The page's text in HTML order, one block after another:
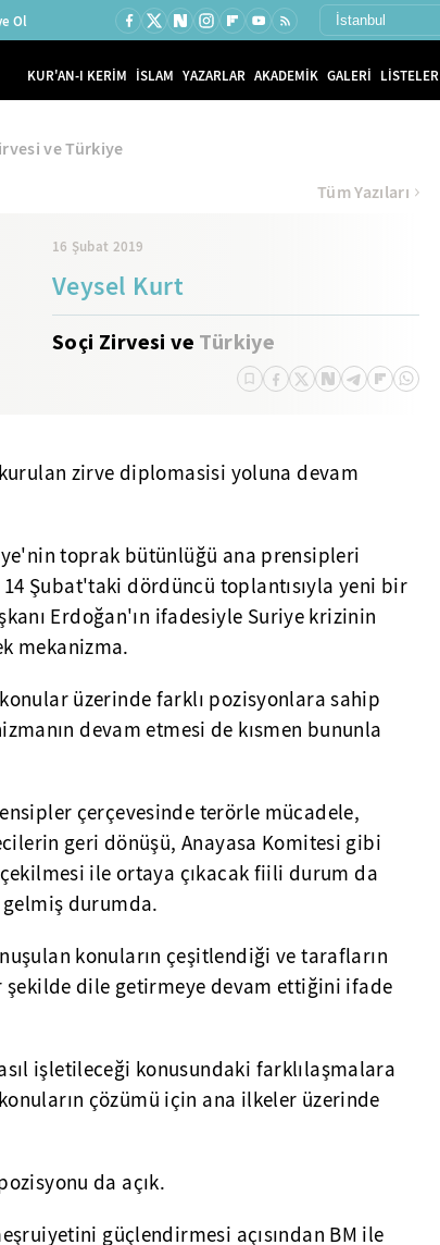
Ol
KUR'AN-I KERİM İSLAM YAZARLAR AKADEMİK GALERİ LİSTELER
ve Türkiye
16 Şubat 2019
Veysel Kurt
Soçi Zirvesi ve Türkiye
Tüm Yazıları
zirve diplomasisi yoluna devam
toprak bütünlüğü ana prensipleri
Şubat'taki dördüncü toplantısıyla yeni bir
Erdoğan'ın ifadesiyle Suriye krizinin
mekanizma.
üzerinde farklı pozisyonlara sahip
devam etmesi de kısmen bununla
çerçevesinde terörle mücadele,
geri dönüşü, Anayasa Komitesi gibi
çekilmesi ile ortaya çıkacak fiili durum da
durumda.
konuların çeşitlendiği ve tarafların
şekilde dile getirmeye devam ettiğini ifade
işletileceği konusundaki farklılaşmalara
çözümü için ana ilkeler üzerinde
da açık.
güçlendirmesi açısından BM ile